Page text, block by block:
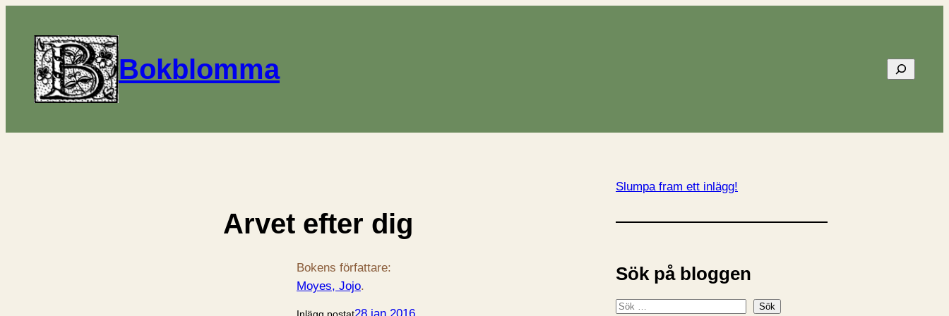
Bokblomma Sök
Arvet efter dig
Bokens författare:
Moyes, Jojo.
Inlägg postat28 jan 2016
Slumpa fram ett inlägg!
Sök på bloggen
S
Sök